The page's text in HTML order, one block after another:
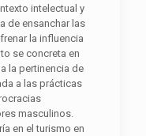
intelectual y
de ensanchar las
la influencia
se concreta en
la pertinencia de
a las prácticas
masculinos.
en el turismo en